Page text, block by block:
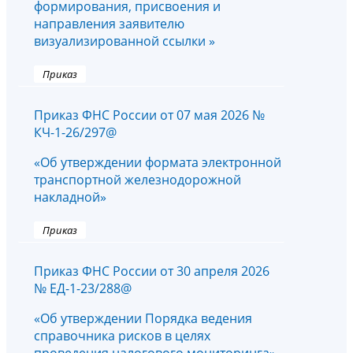
формирования, присвоения и
направления заявителю
визуализированной ссылки »
Приказ
Приказ ФНС России от 07 мая 2026 №
КЧ-1-26/297@
«Об утверждении формата электронной
транспортной железнодорожной
накладной»
Приказ
Приказ ФНС России от 30 апреля 2026
№ ЕД-1-23/288@
«Об утверждении Порядка ведения
справочника рисков в целях